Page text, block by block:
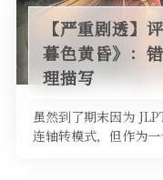
【严重剧透】
暮色黄昏》：
理描写
虽然到了期末因为
连轴转模式，但作为